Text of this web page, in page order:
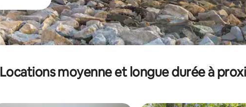
Locations moyenne et longue durée à